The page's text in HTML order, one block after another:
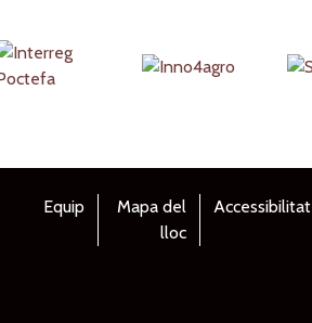
Equip
Mapa del
lloc
Accessibilitat